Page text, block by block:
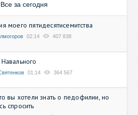
Все за сегодня
моего пятидесятисемитства
02:14 407 838
01:14 364 567
вы хотели знать о педофилии, но
спросить